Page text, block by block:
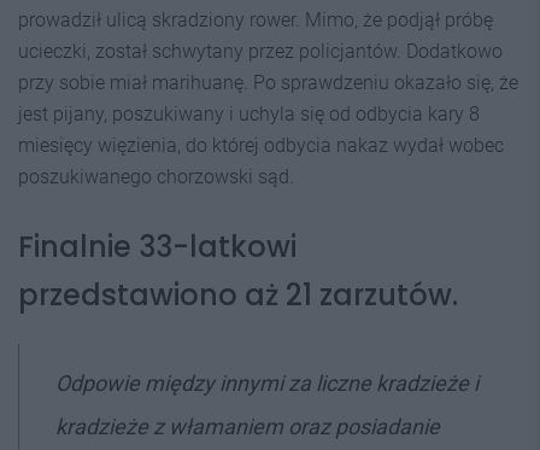
prowadził ulicą skradziony rower. Mimo, że podjął próbę
ucieczki, został schwytany przez policjantów. Dodatkowo
przy sobie miał marihuanę. Po sprawdzeniu okazało się, że
jest pijany, poszukiwany i uchyla się od odbycia kary 8
miesięcy więzienia, do której odbycia nakaz wydał wobec
poszukiwanego chorzowski sąd.
Finalnie 33-latkowi
przedstawiono aż 21 zarzutów.
Odpowie między innymi za liczne kradzieże i
kradzieże z włamaniem oraz posiadanie